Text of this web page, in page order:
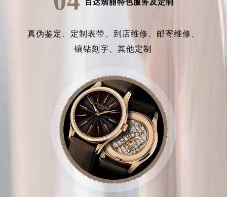
百达翡丽特色服务及定制
真伪鉴定、 定制表带、 到店维修、 邮寄维修、
镶钻刻字、其他定制